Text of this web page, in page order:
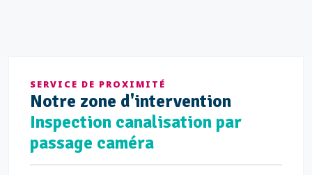
SERVICE DE PROXIMITÉ
Notre zone d'intervention
Inspection canalisation par
passage caméra